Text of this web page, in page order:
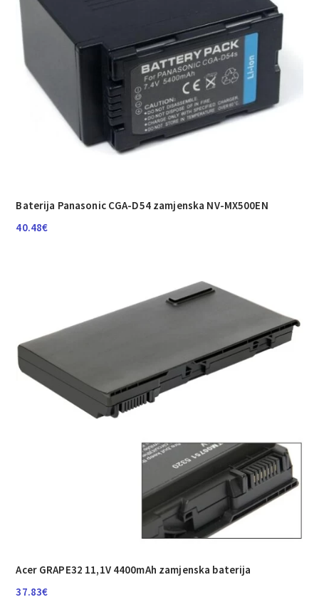
Baterija Panasonic CGA-D54 zamjenska NV-MX500EN
40.48€
Acer GRAPE32 11,1V 4400mAh zamjenska baterija
37.83€